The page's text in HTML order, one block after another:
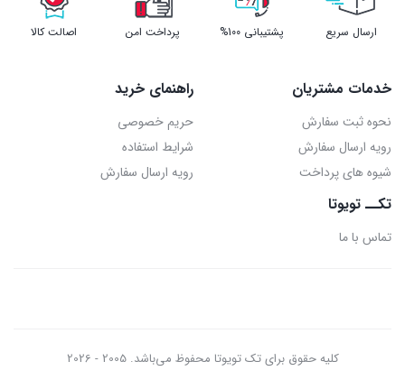
ارسال سریع پشتیبانی 100% پرداخت امن اصالت کالا
خدمات مشتریان
نحوه ثبت سفارش
رویه ارسال سفارش
شیوه های پرداخت
راهنمای خرید
حریم خصوصی
شرایط استفاده
رویه ارسال سفارش
تکــ تویوتا
تماس با ما
کلیه حقوق برای تک تویوتا محفوظ می‌باشد. 2005 - 2026